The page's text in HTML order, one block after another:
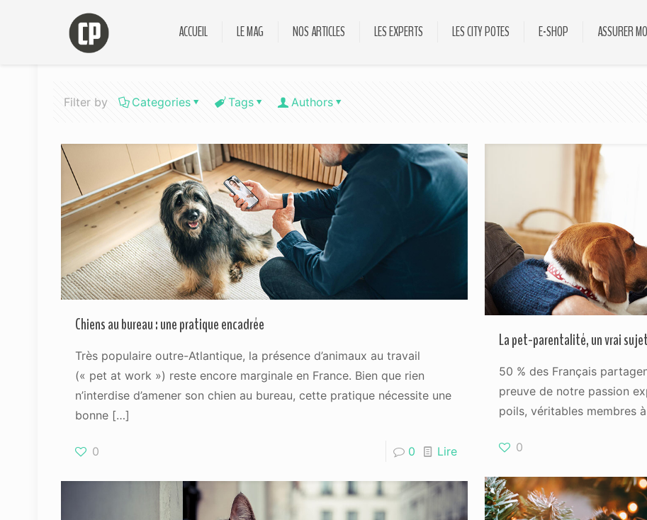
ACCUEIL LE MAG NOS ARTICLES LES EXPERTS LES CITY POTES E-SHOP ASSURER
Filter by Categories Tags Authors
Chiens au bureau : une pratique encadrée
Très populaire outre-Atlantique, la présence d’animaux au travail
(« pet at work ») reste encore marginale en France. Bien que rien
n’interdise d’amener son chien au bureau, cette pratique nécessite une
bonne […]
0 0 Lire
La pet-parentalité, un vrai
50 % des Français
preuve de notre passion
poils, véritables membres
0